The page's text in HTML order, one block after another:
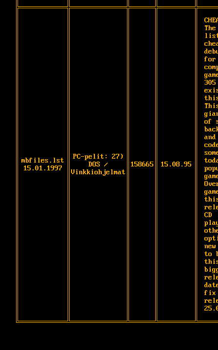
mbfiles.lst
15.01.1997
PC-pelit: 27)
DOS /
Vinkkiohjelmat
158665 15.08.95
for
305
of
CD
to
fix